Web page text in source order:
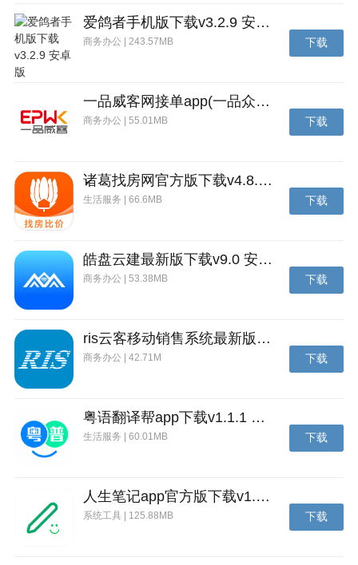
爱鸽者手机版下载v3.2.9 安卓版
商务办公 | 243.57MB 下载
一品威客网接单app(一品众包)下载v2.7.1 安卓最新版
商务办公 | 55.01MB 下载
诸葛找房网官方版下载v4.8.1.1 安卓最新版
生活服务 | 66.6MB 下载
皓盘云建最新版下载v9.0 安卓版
商务办公 | 53.38MB 下载
ris云客移动销售系统最新版下载v1.1.25 安卓手机版
商务办公 | 42.71M 下载
粤语翻译帮app下载v1.1.1 安卓版
生活服务 | 60.01MB 下载
人生笔记app官方版下载v1.19.4 安卓版
系统工具 | 125.88MB 下载